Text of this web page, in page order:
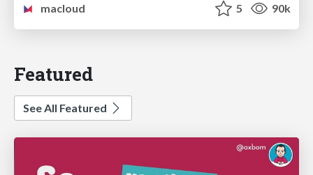
macloud
5 90k
Featured
See All Featured